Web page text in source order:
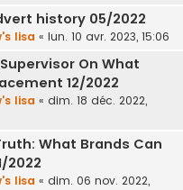
history 05/2022
lisa « lun. 10 avr. 2023, 15:06
On What
12/2022
lisa « dim. 18 déc. 2022,
What Brands Can
2022
lisa « dim. 06 nov. 2022,